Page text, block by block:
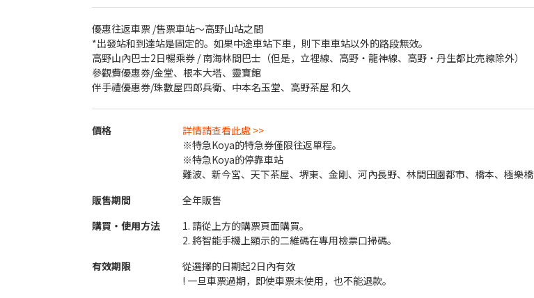
優惠往返車票 /售票車站～高野山站之間
*出發站和到達站是固定的。如果中途車站下車，則下車車站以外的路段無效。
高野山內巴士2日暢乘券 / 南海林間巴士（但是，立裡線、高野・龍神線、高野・丹生都比売線除外）
參觀費優惠券/金堂、根本大塔、靈寶館
伴手禮優惠券/珠數屋四郎兵衛、中本名玉堂、高野茶屋 和久
價格
詳情請查看此處 >>
※特急Koya的特急券僅限往返單程。
※特急Koya的停靠車站
難波、新今宮、天下茶屋、堺東、金剛、河內長野、林間田園都市、橋本、極樂橋
販售期間
全年販售
購買・使用方法
1. 請從上方的購票頁面購買。
2. 將智能手機上顯示的二維碼在專用檢票口掃碼。
有效期限
從選擇的日期起2日內有效
! 一旦車票過期，即使車票未使用，也不能退款。